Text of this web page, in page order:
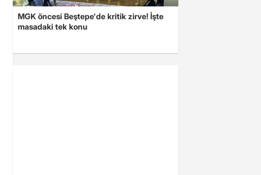
MGK öncesi Beştepe'de kritik zirve! İşte
masadaki tek konu